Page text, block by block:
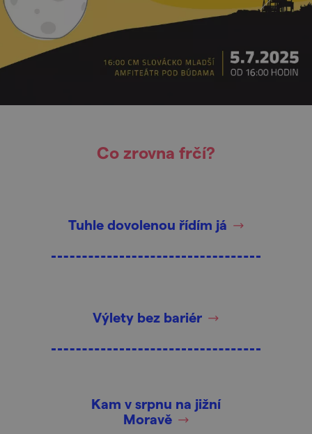
Co zrovna frčí?
Tuhle dovolenou řídím já
Výlety bez bariér
Kam v srpnu na jižní
Moravě